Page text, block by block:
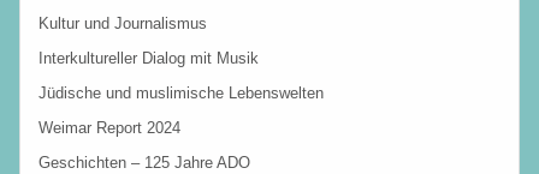
Kultur und Journalismus
Interkultureller Dialog mit Musik
Jüdische und muslimische Lebenswelten
Weimar Report 2024
Geschichten – 125 Jahre ADO